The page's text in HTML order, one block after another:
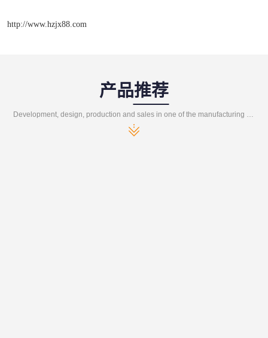
http://www.hzjx88.com
产品推荐
Development, design, production and sales in one of the manufacturing enterprises